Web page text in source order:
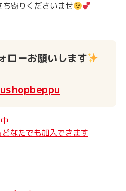
寄りくださいませ
ローお願いします
なたでも加入できます